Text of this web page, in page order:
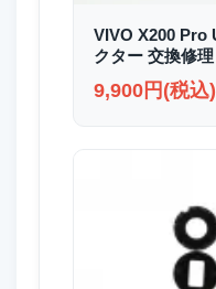
VIVO X200 Pro
クター 交換修理
9,900円(税込)